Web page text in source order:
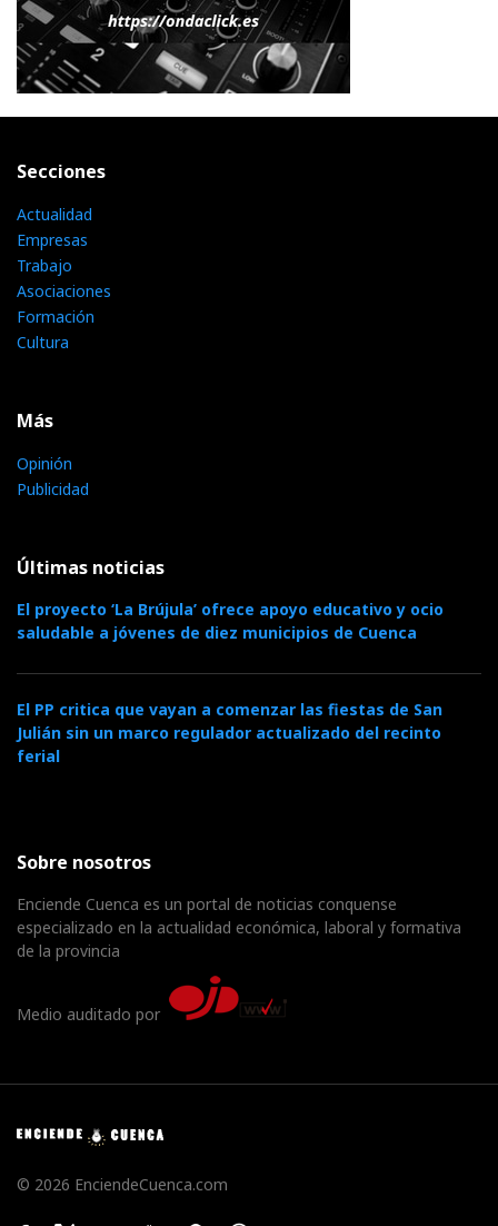
Secciones
Actualidad
Empresas
Trabajo
Asociaciones
Formación
Cultura
Más
Opinión
Publicidad
Últimas noticias
El proyecto ‘La Brújula’ ofrece apoyo educativo y ocio
saludable a jóvenes de diez municipios de Cuenca
El PP critica que vayan a comenzar las fiestas de San
Julián sin un marco regulador actualizado del recinto
ferial
Sobre nosotros
Enciende Cuenca es un portal de noticias conquense
especializado en la actualidad económica, laboral y formativa
de la provincia
Medio auditado por
© 2026 EnciendeCuenca.com